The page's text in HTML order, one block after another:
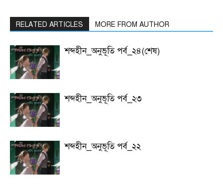
RELATED ARTICLES MORE FROM AUTHOR
শব্দহীন_অনুভূতি পর্ব_২৪(শেষ)
শব্দহীন_অনুভূতি পর্ব_২৩
শব্দহীন_অনুভূতি পর্ব_২২